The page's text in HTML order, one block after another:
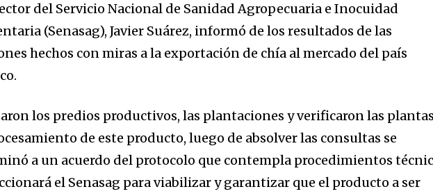
del Servicio Nacional de Sanidad Agropecuaria e Inocuidad
(Senasag), Javier Suárez, informó de los resultados de las
hechos con miras a la exportación de chía al mercado del país
los predios productivos, las plantaciones y verificaron las plantas
de este producto, luego de absolver las consultas se
a un acuerdo del protocolo que contempla procedimientos
el Senasag para viabilizar y garantizar que el producto a ser